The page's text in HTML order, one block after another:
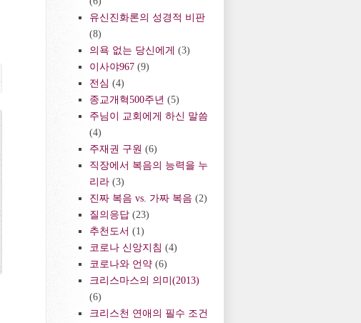
유신진화론의 성경적 비판
(8)
의욕 없는 당신에게 (3)
이사야967 (9)
전심 (4)
종교개혁500주년 (5)
주님이 교회에게 하신 말씀
(4)
주재권 구원 (6)
직장에서 복음의 능력을 누
리라 (3)
진짜 복음 vs. 가짜 복음 (2)
질의응답 (23)
추천도서 (1)
코로나 신앙지침 (4)
코로나와 언약 (6)
크리스마스의 의미(2013)
(6)
크리스천 연애의 필수 조건